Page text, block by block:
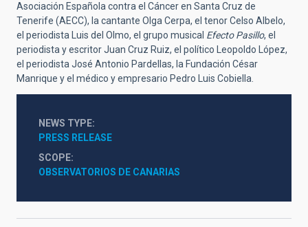
Asociación Española contra el Cáncer en Santa Cruz de
Tenerife (AECC), la cantante Olga Cerpa, el tenor Celso Albelo,
el periodista Luis del Olmo, el grupo musical Efecto Pasillo, el
periodista y escritor Juan Cruz Ruiz, el político Leopoldo López,
el periodista José Antonio Pardellas, la Fundación César
Manrique y el médico y empresario Pedro Luis Cobiella.
NEWS TYPE
PRESS RELEASE
SCOPE
OBSERVATORIOS DE CANARIAS